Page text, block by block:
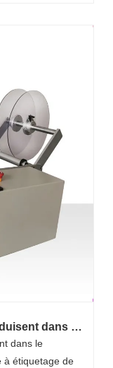
dans le
de bouteille
dans le
à étiquetage de